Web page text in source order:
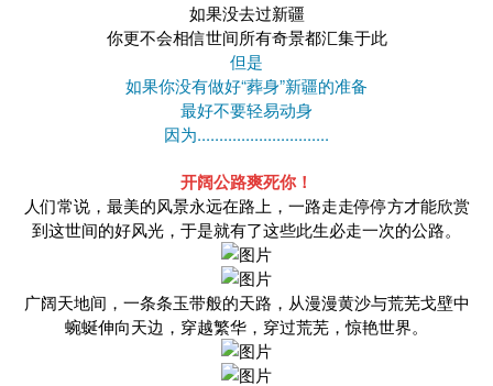
如果没去过新疆
你更不会相信世间所有奇景都汇集于此
但是
如果你没有做好“葬身”新疆的准备
最好不要轻易动身
因为..............................
开阔公路爽死你！
人们常说，最美的风景永远在路上，一路走走停停方才能欣赏
到这世间的好风光，于是就有了这些此生必走一次的公路。
广阔天地间，一条条玉带般的天路，从漫漫黄沙与荒芜戈壁中
蜿蜒伸向天边，穿越繁华，穿过荒芜，惊艳世界。